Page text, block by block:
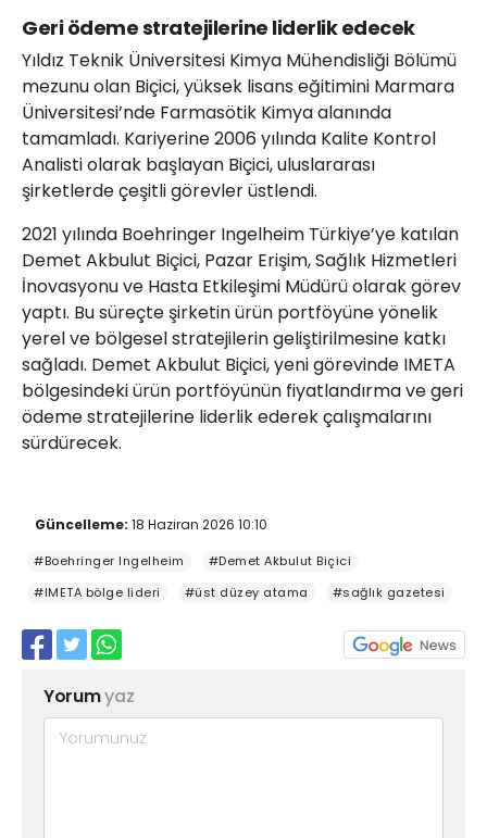
Geri ödeme stratejilerine liderlik edecek
Yıldız Teknik Üniversitesi Kimya Mühendisliği Bölümü
mezunu olan Biçici, yüksek lisans eğitimini Marmara
Üniversitesi’nde Farmasötik Kimya alanında
tamamladı. Kariyerine 2006 yılında Kalite Kontrol
Analisti olarak başlayan Biçici, uluslararası
şirketlerde çeşitli görevler üstlendi.
2021 yılında Boehringer Ingelheim Türkiye’ye katılan
Demet Akbulut Biçici, Pazar Erişim, Sağlık Hizmetleri
İnovasyonu ve Hasta Etkileşimi Müdürü olarak görev
yaptı. Bu süreçte şirketin ürün portföyüne yönelik
yerel ve bölgesel stratejilerin geliştirilmesine katkı
sağladı. Demet Akbulut Biçici, yeni görevinde IMETA
bölgesindeki ürün portföyünün fiyatlandırma ve geri
ödeme stratejilerine liderlik ederek çalışmalarını
sürdürecek.
Güncelleme: 18 Haziran 2026 10:10
#Boehringer Ingelheim
#Demet Akbulut Biçici
#IMETA bölge lideri
#üst düzey atama #sağlık gazetesi
Yorumyaz